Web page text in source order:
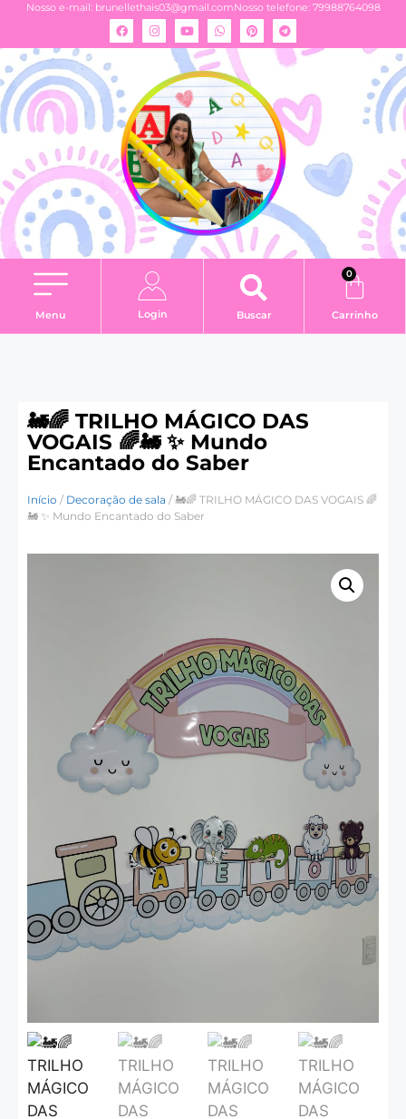
Nosso e-mail: brunellethais03@gmail.comNosso telefone: 79988764098
Menu Login Buscar
0
Carrinho
🚂🌈 TRILHO MÁGICO DAS
VOGAIS 🌈🚂 ✨ Mundo
Encantado do Saber
Início / Decoração de sala / 🚂🌈 TRILHO MÁGICO DAS VOGAIS 🌈
🚂 ✨ Mundo Encantado do Saber